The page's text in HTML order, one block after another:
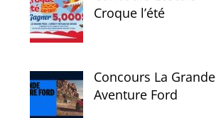
Croque l’été
Concours La Grande
Aventure Ford